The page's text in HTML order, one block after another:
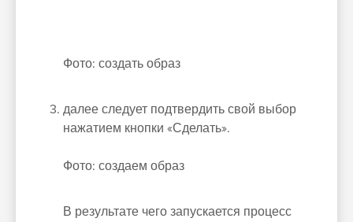
Фото: создать образ
далее следует подтвердить свой выбор
нажатием кнопки «Сделать».
Фото: создаем образ
В результате чего запускается процесс